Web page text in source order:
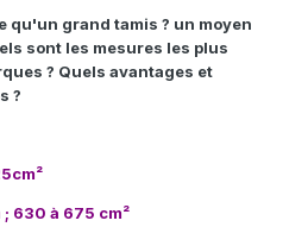
qu'un grand tamis ? un moyen
sont les mesures les plus
? Quels avantages et
?
630 à 675 cm²